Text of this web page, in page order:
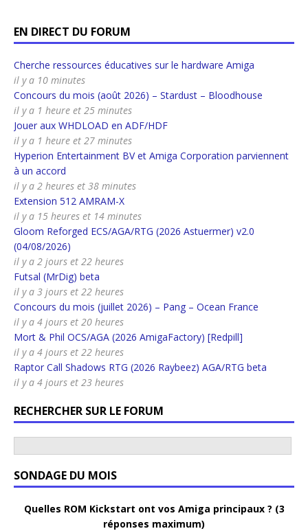
EN DIRECT DU FORUM
Cherche ressources éducatives sur le hardware Amiga
il y a 10 minutes
Concours du mois (août 2026) – Stardust – Bloodhouse
il y a 1 heure et 25 minutes
Jouer aux WHDLOAD en ADF/HDF
il y a 1 heure et 27 minutes
Hyperion Entertainment BV et Amiga Corporation parviennent
à un accord
il y a 2 heures et 38 minutes
Extension 512 AMRAM-X
il y a 15 heures et 14 minutes
Gloom Reforged ECS/AGA/RTG (2026 Astuermer) v2.0
(04/08/2026)
il y a 2 jours et 22 heures
Futsal (MrDig) beta
il y a 3 jours et 22 heures
Concours du mois (juillet 2026) – Pang – Ocean France
il y a 4 jours et 20 heures
Mort & Phil OCS/AGA (2026 AmigaFactory) [Redpill]
il y a 4 jours et 22 heures
Raptor Call Shadows RTG (2026 Raybeez) AGA/RTG beta
il y a 4 jours et 23 heures
RECHERCHER SUR LE FORUM
SONDAGE DU MOIS
Quelles ROM Kickstart ont vos Amiga principaux ? (3
réponses maximum)